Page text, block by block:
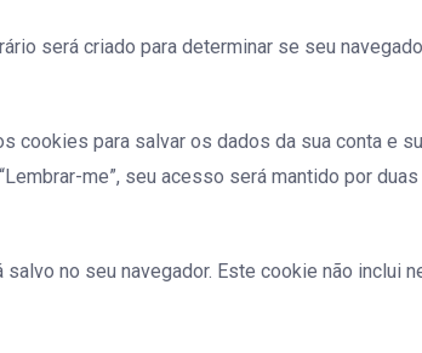
será criado para determinar se seu
cookies para salvar os dados da sua conta
me”, seu acesso será mantido por
no seu navegador. Este cookie não